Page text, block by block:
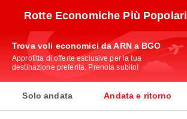
Rotte Economiche Più Popolari
Trova voli economici da ARN a BGO
Approfitta di offerte esclusive per la tua
destinazione preferita. Prenota subito!
Solo andata Andata e ritorno